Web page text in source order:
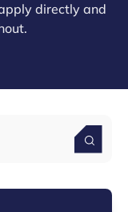
directly and